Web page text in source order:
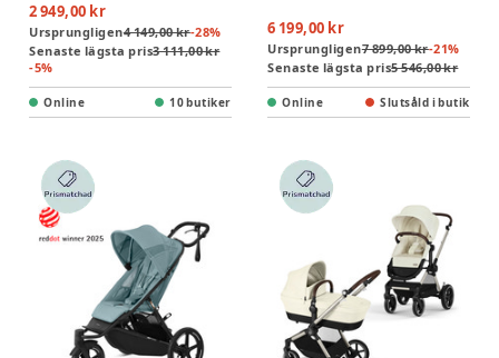
2 949,00 kr
Ursprungligen4 149,00 kr-28%
Senaste lägsta pris3 111,00 kr
-5%
Online 10 butiker
6 199,00 kr
Ursprungligen7 899,00 kr-21%
Senaste lägsta pris5 546,00 kr
Online Slutsåld i butik